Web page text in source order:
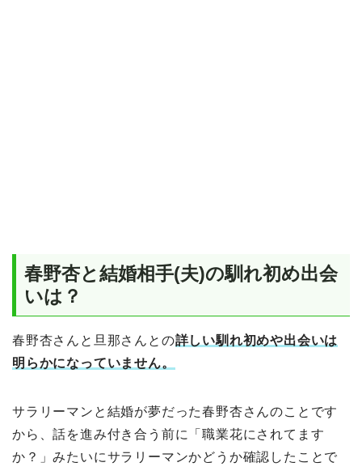
春野杏と結婚相手(夫)の馴れ初め出会
いは？
春野杏さんと旦那さんとの詳しい馴れ初めや出会いは
明らかになっていません。
サラリーマンと結婚が夢だった春野杏さんのことです
から、話を進み付き合う前に「職業花にされてます
か？」みたいにサラリーマンかどうか確認したことで